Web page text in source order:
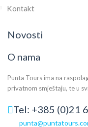
Kontakt
Novosti
O nama
Punta Tours ima na
privatnom smještaju, te u
Tel: +385 (0)21